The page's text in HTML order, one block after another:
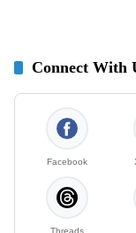
Connect With
Facebook
Threads